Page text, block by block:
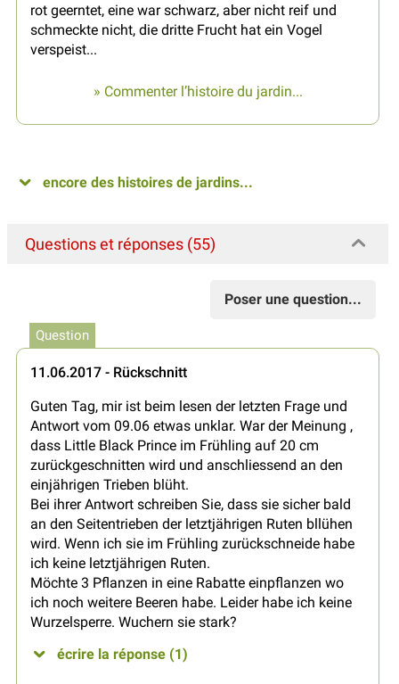
rot geerntet, eine war schwarz, aber nicht reif und
schmeckte nicht, die dritte Frucht hat ein Vogel
verspeist...
» Commenter l’histoire du jardin...
encore des histoires de jardins...
Questions et réponses (55)
Poser une question...
Question
11.06.2017 - Rückschnitt
Guten Tag, mir ist beim lesen der letzten Frage und
Antwort vom 09.06 etwas unklar. War der Meinung ,
dass Little Black Prince im Frühling auf 20 cm
zurückgeschnitten wird und anschliessend an den
einjährigen Trieben blüht.
Bei ihrer Antwort schreiben Sie, dass sie sicher bald
an den Seitentrieben der letztjährigen Ruten bllühen
wird. Wenn ich sie im Frühling zurückschneide habe
ich keine letztjährigen Ruten.
Möchte 3 Pflanzen in eine Rabatte einpflanzen wo
ich noch weitere Beeren habe. Leider habe ich keine
Wurzelsperre. Wuchern sie stark?
écrire la réponse (1)